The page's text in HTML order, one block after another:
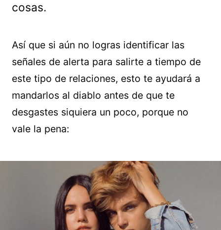
cosas.
Así que si aún no logras identificar las
señales de alerta para salirte a tiempo de
este tipo de relaciones, esto te ayudará a
mandarlos al diablo antes de que te
desgastes siquiera un poco, porque no
vale la pena: